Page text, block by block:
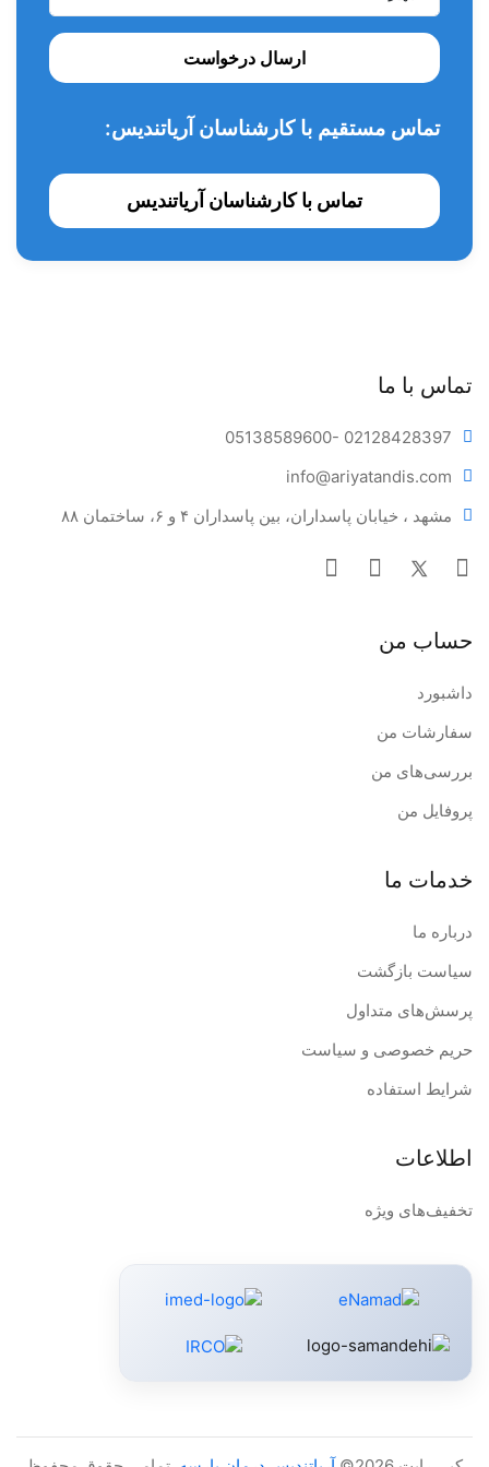
ایجاد حفره اولیه (Initial Cavity)
صاف‌کاری لبه‌ها و برداشت تدریجی بافت دندانی
برداشتن مواد ترمیمی قدیمی در نقاط کوچک و حساس
مناسب برای کارهای ترمیمی و محافظه‌کارانه
ارسال درخواست
تماس مستقیم با کارشناسان آریاتندیس:
تماس با کارشناسان آریاتندیس
تماس با ما
05138589600- 02128428397
info@ariyatandis.com
مشهد ، خیابان پاسداران، بین پاسداران ۴ و ۶، ساختمان ۸۸
حساب من
داشبورد
سفارشات من
بررسی‌های من
پروفایل من
خدمات ما
درباره ما
سیاست بازگشت
پرسش‌های متداول
حریم خصوصی و سیاست
شرایط استفاده
اطلاعات
تخفیف‌های ویژه